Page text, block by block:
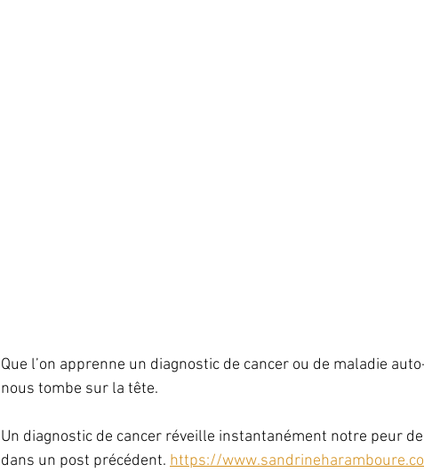
Que l’on apprenne un diagnostic de cancer ou de maladie
nous tombe sur la tête.
Un diagnostic de cancer réveille instantanément notre peur
dans un post précédent. https://